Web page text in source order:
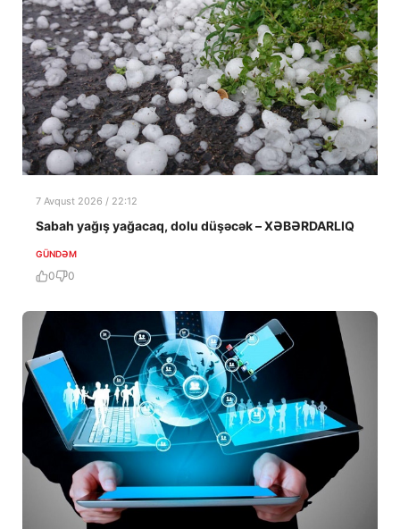
7 Avqust 2026 / 22:12
Sabah yağış yağacaq, dolu düşəcək – XƏBƏRDARLIQ
GÜNDƏM
0 0